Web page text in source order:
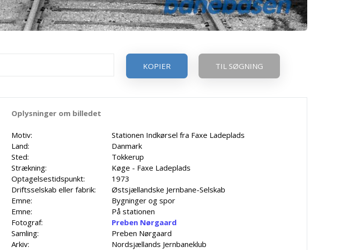
KOPIER
TIL SØGNING
Oplysninger om billedet
Motiv:
Stationen Indkørsel fra Faxe Ladeplads
Land:
Danmark
Sted:
Tokkerup
Strækning:
Køge - Faxe Ladeplads
Optagelsestidspunkt:
1973
Driftsselskab eller fabrik:
Østsjællandske Jernbane-Selskab
Emne:
Bygninger og spor
Emne:
På stationen
Fotograf:
Preben Nørgaard
Samling:
Preben Nørgaard
Arkiv:
Nordsjællands Jernbaneklub